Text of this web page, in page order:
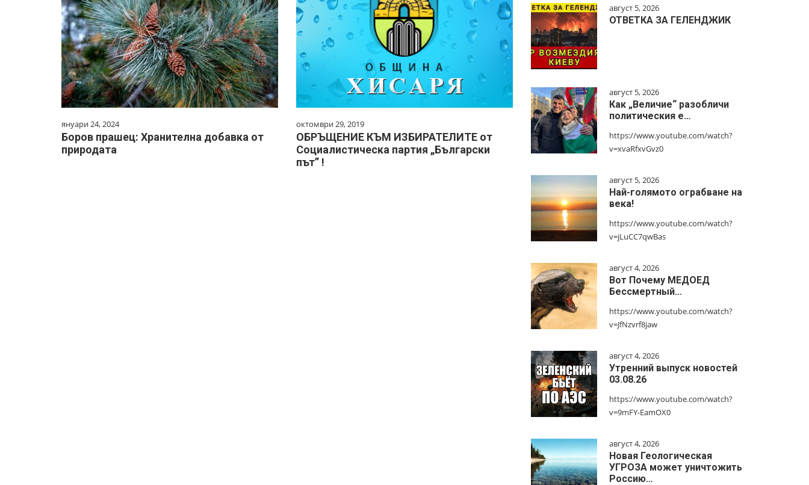
януари 24, 2024
Боров прашец: Хранителна добавка от
природата
октомври 29, 2019
ОБРЪЩЕНИЕ КЪМ ИЗБИРАТЕЛИТЕ от
Социалистическа партия „Български
път” !
август 5, 2026
ОТВЕТКА ЗА ГЕЛЕНДЖИК
август 5, 2026
Как „Величие“ разобличи
политическия е…
https://www.youtube.com/watch?
v=xvaRfxvGvz0
август 5, 2026
Най-голямото ограбване на
века!
https://www.youtube.com/watch?
v=jLuCC7qwBas
август 4, 2026
Вот Почему МЕДОЕД
Бессмертный…
https://www.youtube.com/watch?
v=JfNzvrf8jaw
август 4, 2026
Утренний выпуск новостей
03.08.26
https://www.youtube.com/watch?
v=9mFY-EamOX0
август 4, 2026
Новая Геологическая
УГРОЗА может уничтожить
Россию…